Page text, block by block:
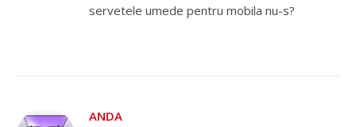
servetele umede pentru mobila nu-s?
ANDA